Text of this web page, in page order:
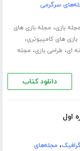
سرگرمی
مجله بازی، مجله بازی های
بازی های کامپیوتری،
ای، طراحی بازی، مجله
دانلود کتاب
اول
، مجله‌های